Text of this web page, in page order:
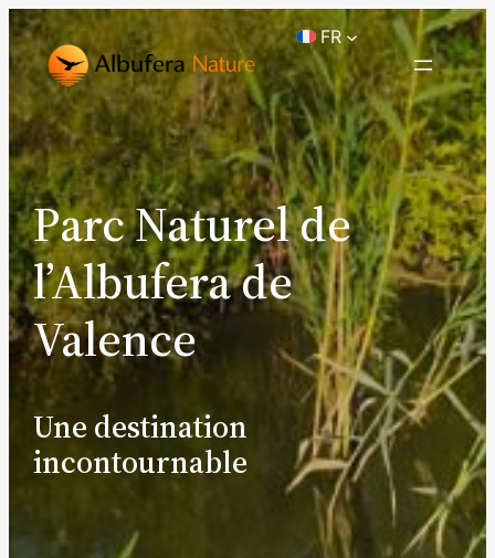
FR
Parc Naturel de
l’Albufera de
Valence
Une destination
incontournable